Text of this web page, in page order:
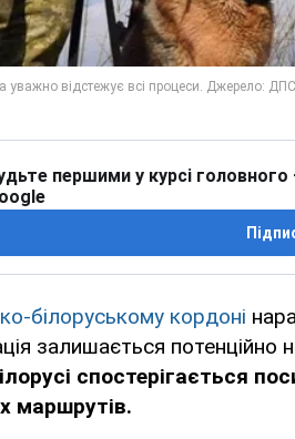
першими у курсі
білоруському кордоні
залишається потенційно
спостерігається
маршрутів.